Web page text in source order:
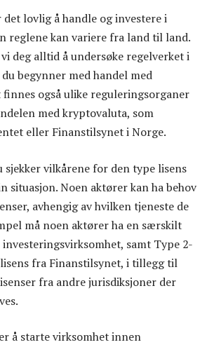
lovlig å handle og investere i
reglene kan variere fra land til land.
deg alltid å undersøke regelverket i
begynner med handel med
også ulike reguleringsorganer
med kryptovaluta, som
eller Finanstilsynet i Norge.
sjekker vilkårene for den type lisens
situasjon. Noen aktører kan ha behov
avhengig av hvilken tjeneste de
må noen aktører ha en særskilt
samt Type 2-
fra Finanstilsynet, i tillegg til
fra andre jurisdiksjoner der
å starte virksomhet innen